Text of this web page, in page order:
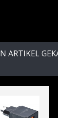
ARTIKEL